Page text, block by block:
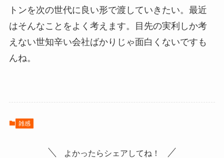
トンを次の世代に良い形で渡していきたい。最近
はそんなことをよく考えます。目先の実利しか考
えない世知辛い会社ばかりじゃ面白くないですも
んね。
雑感
よかったらシェアしてね！